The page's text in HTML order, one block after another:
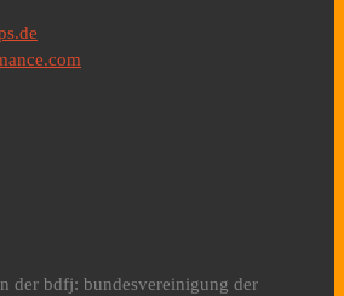
der bdfj: bundesvereinigung der